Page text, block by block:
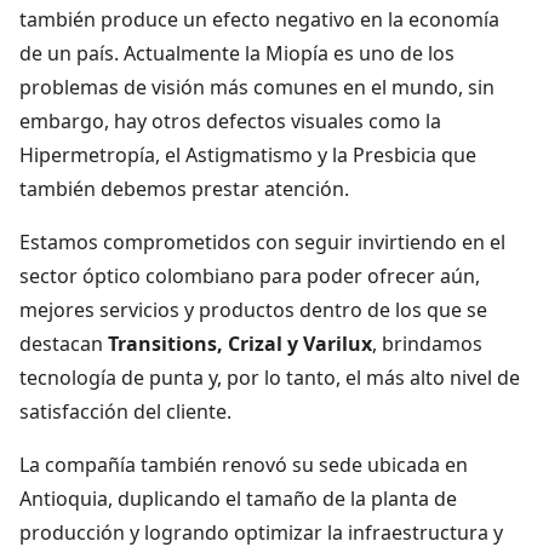
también produce un efecto negativo en la economía
de un país. Actualmente la Miopía es uno de los
problemas de visión más comunes en el mundo, sin
embargo, hay otros defectos visuales como la
Hipermetropía, el Astigmatismo y la Presbicia que
también debemos prestar atención.
Estamos comprometidos con seguir invirtiendo en el
sector óptico colombiano para poder ofrecer aún,
mejores servicios y productos dentro de los que se
destacan Transitions, Crizal y Varilux, brindamos
tecnología de punta y, por lo tanto, el más alto nivel de
satisfacción del cliente.
La compañía también renovó su sede ubicada en
Antioquia, duplicando el tamaño de la planta de
producción y logrando optimizar la infraestructura y